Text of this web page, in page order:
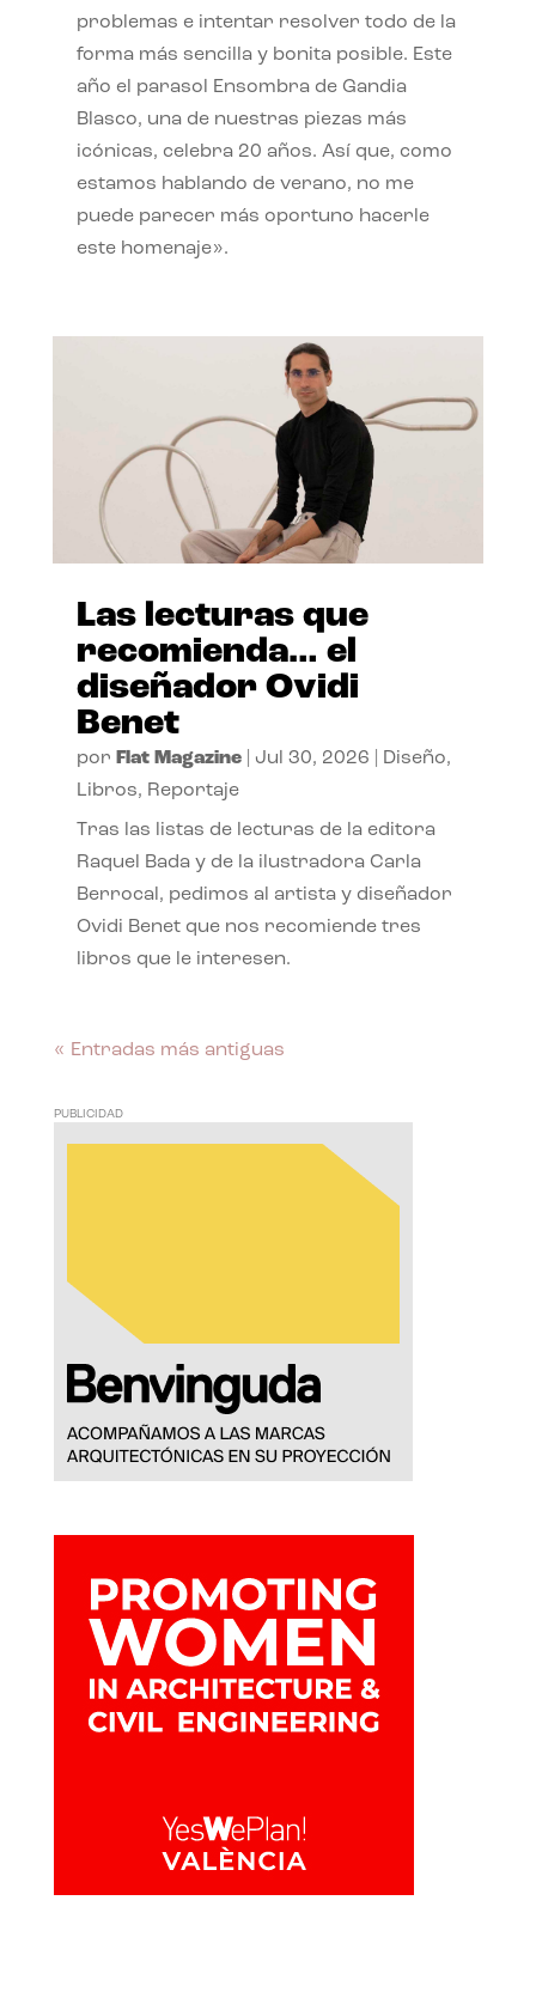
problemas e intentar resolver todo de la
forma más sencilla y bonita posible. Este
año el parasol Ensombra de Gandia
Blasco, una de nuestras piezas más
icónicas, celebra 20 años. Así que, como
estamos hablando de verano, no me
puede parecer más oportuno hacerle
este homenaje».
Las lecturas que
recomienda… el
diseñador Ovidi
Benet
por Flat Magazine| Jul 30, 2026 Diseño,
Libros, Reportaje
Tras las listas de lecturas de la editora
Raquel Bada y de la ilustradora Carla
Berrocal, pedimos al artista y diseñador
Ovidi Benet que nos recomiende tres
libros que le interesen.
« Entradas más antiguas
PUBLICIDAD